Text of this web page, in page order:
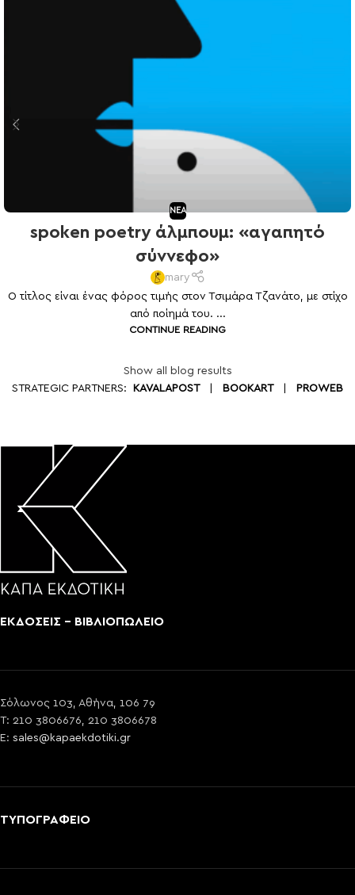
NEA
spoken poetry άλμπουμ: «αγαπητό
σύννεφο»
mary
Ο τίτλος είναι ένας φόρος τιμής στον Τσιμάρα Τζανάτο, με στίχο
από ποίημά του. ...
CONTINUE READING
Show all blog results
STRATEGIC PARTNERS:
KAVALAPOST| BOOKART| PROWEB
ΕΚΔΟΣΕΙΣ - ΒΙΒΛΙΟΠΩΛΕΙΟ
Σόλωνος 103, Αθήνα, 106 79
T: 210 3806676, 210 3806678
E: sales@kapaekdotiki.gr
ΤΥΠΟΓΡΑΦΕΙΟ